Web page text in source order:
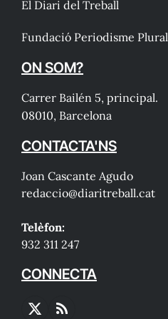
El Diari del Treball
Fundació Periodisme Plural
ON SOM?
Carrer Bailén 5, principal.
08010, Barcelona
CONTACTA'NS
Joan Cascante Agudo
redaccio@diaritreball.cat
Telèfon:
932 311 247
CONNECTA
X RSS